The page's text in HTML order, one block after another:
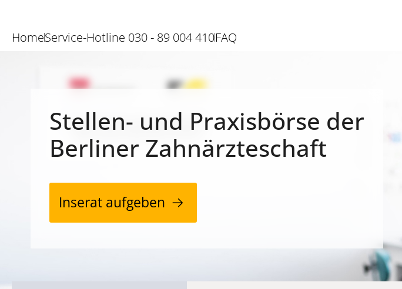
HomeService-Hotline 030 - 89 004 410FAQ
Stellen- und Praxisbörse der
Berliner Zahnärzteschaft
Inserat aufgeben